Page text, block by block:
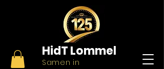
HidTLommel
Samen in